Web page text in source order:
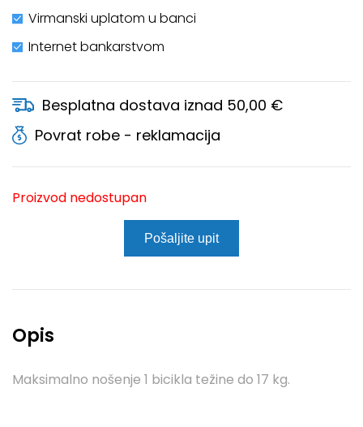
Virmanski uplatom u banci
Internet bankarstvom
Besplatna dostava iznad 50,00 €
Povrat robe - reklamacija
Proizvod nedostupan
Pošaljite upit
Opis
Maksimalno nošenje 1 bicikla težine do 17 kg.